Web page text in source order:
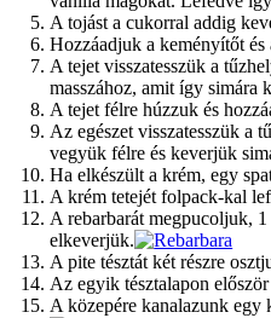
A tojást a cukorral addig
Hozzáadjuk a keményítőt és
A tejet visszatesszük a
masszához, amit így simára
A tejet félre húzzuk és
Az egészet visszatesszük a
vegyük félre és keverjük
Ha elkészült a krém, egy
A krém tetejét folpack-kal
A rebarbarát megpucoljuk,
elkeverjük.
A pite tésztát két részre
Az egyik tésztalapon
A közepére kanalazunk egy